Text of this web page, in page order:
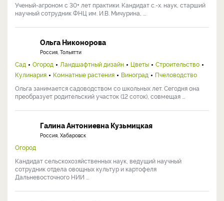
Ученый-агроном с 30+ лет практики. Кандидат с.-х. наук, старший
научный сотрудник ФНЦ им. И.В. Мичурина, ...
Ольга Никонорова
Россия, Тольятти
Сад Огород Ландшафтный дизайн Цветы
Строительство
Кулинария
Комнатные растения Виноград
Пчеловодство
Ольга занимается садоводством со школьных лет. Сегодня она
преобразует родительский участок (12 соток), совмещая ...
Галина Антониевна Кузьмицкая
Россия, Хабаровск
Огород
Кандидат сельскохозяйственных наук, ведущий научный
сотрудник отдела овощных культур и картофеля
Дальневосточного НИИ ...